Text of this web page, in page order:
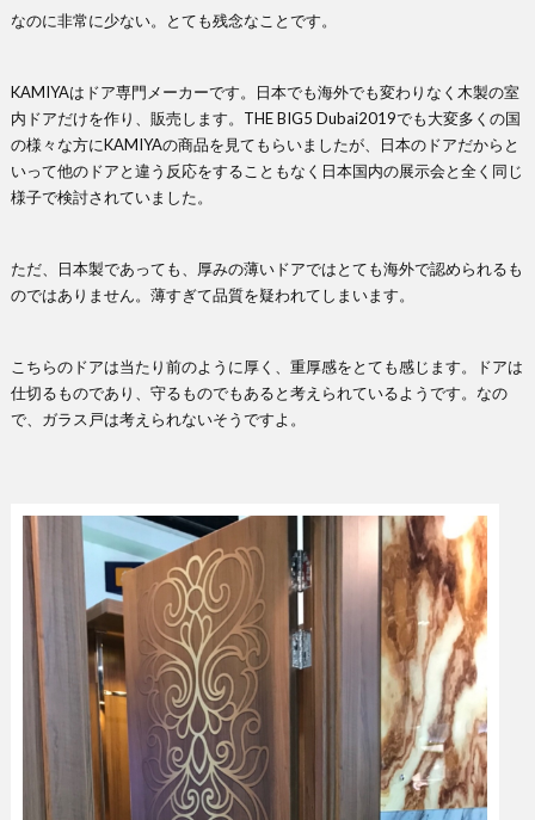
なのに非常に少ない。とても残念なことです。
KAMIYAはドア専門メーカーです。日本でも海外でも変わりなく木製の室
内ドアだけを作り、販売します。THE BIG5 Dubai2019でも大変多くの国
の様々な方にKAMIYAの商品を見てもらいましたが、日本のドアだからと
いって他のドアと違う反応をすることもなく日本国内の展示会と全く同じ
様子で検討されていました。
ただ、日本製であっても、厚みの薄いドアではとても海外で認められるも
のではありません。薄すぎて品質を疑われてしまいます。
こちらのドアは当たり前のように厚く、重厚感をとても感じます。ドアは
仕切るものであり、守るものでもあると考えられているようです。なの
で、ガラス戸は考えられないそうですよ。